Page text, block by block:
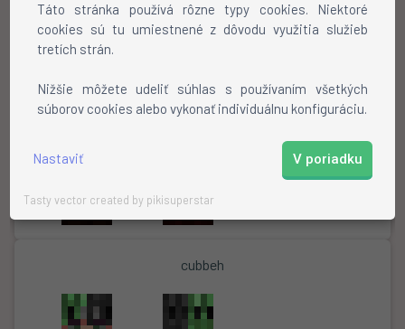
Táto stránka používá rôzne typy cookies. Niektoré
cookies sú tu umiestnené z dôvodu využitia služieb
tretích strán.
Nižšie môžete udeliť súhlas s používaním všetkých
súborov cookies alebo vykonať individuálnu konfiguráciu.
Nastaviť V poriadku
Tasty vector created by pikisuperstar
cubbeh